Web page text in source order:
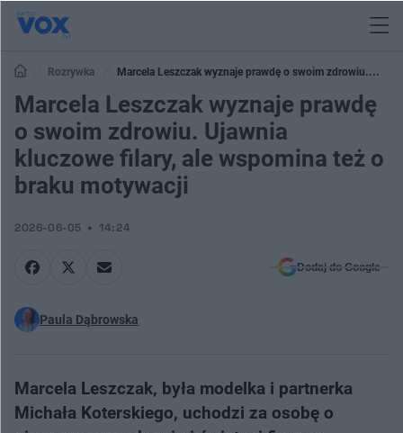
Rozrywka
Marcela Leszczak wyznaje prawdę o swoim zdrowiu.
Ujawnia kluczowe filary, ale wspomina też o braku motywacji
Marcela Leszczak wyznaje prawdę
o swoim zdrowiu. Ujawnia
kluczowe filary, ale wspomina też o
braku motywacji
2026-06-05 14:24
Dodaj do Google
Paula Dąbrowska
Marcela Leszczak, była modelka i partnerka
Michała Koterskiego, uchodzi za osobę o